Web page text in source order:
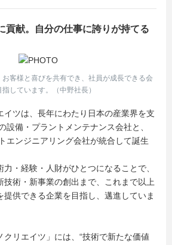
貢献。自分の仕事に誇りが持てる
客様と喜びを共有でき、社員が成長できる会
指しています。（中野社長）
イツは、長年にわたり日本の産業界を支
設備・プラントメンテナンス会社と、
エンジニアリング会社が統合して誕生
・経験・人財がひとつになることで、
技術・新事業の創出まで、これまで以上
提供できる企業を目指し、邁進していま
リエイツ」には、“技術で新たな価値